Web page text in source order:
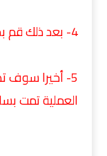
4- بعد ذلك قم بضغط على الزر تحت العداد
5- أخيرا سوف
العملية تمت